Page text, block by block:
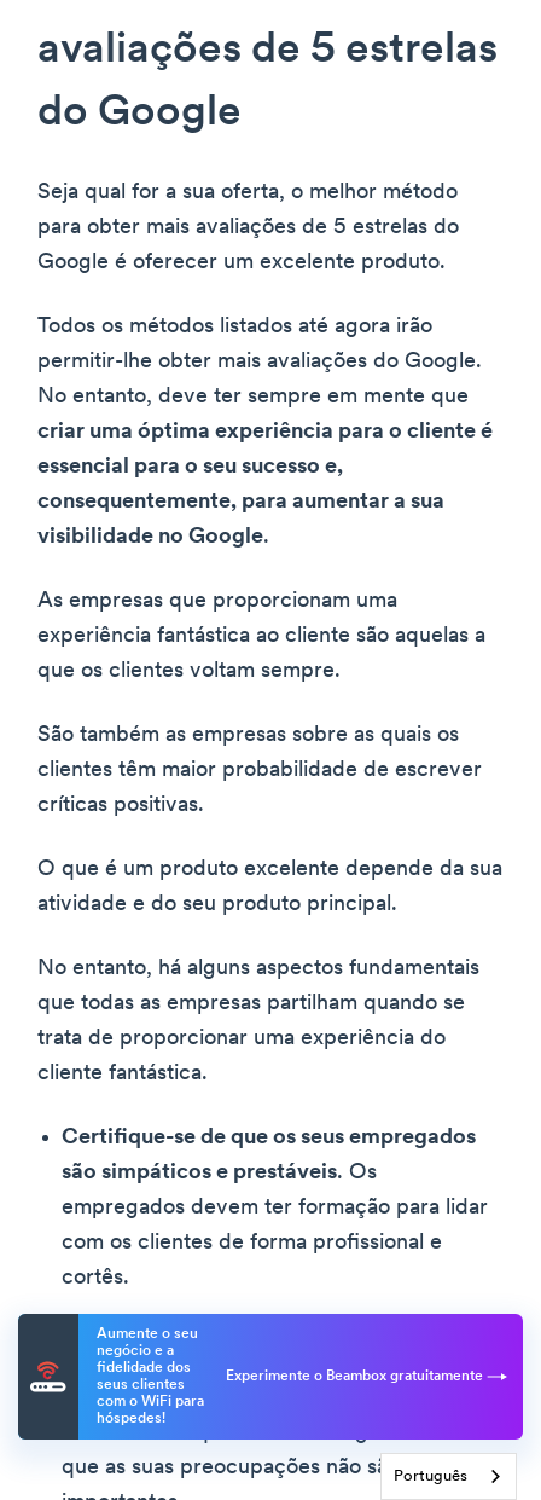
avaliações de 5 estrelas
do Google
Seja qual for a sua oferta, o melhor método
para obter mais avaliações de 5 estrelas do
Google é oferecer um excelente produto.
Todos os métodos listados até agora irão
permitir-lhe obter mais avaliações do Google.
No entanto, deve ter sempre em mente que
criar uma óptima experiência para o cliente é
essencial para o seu sucesso e,
consequentemente, para aumentar a sua
visibilidade no Google.
As empresas que proporcionam uma
experiência fantástica ao cliente são aquelas a
que os clientes voltam sempre.
São também as empresas sobre as quais os
clientes têm maior probabilidade de escrever
críticas positivas.
O que é um produto excelente depende da sua
atividade e do seu produto principal.
No entanto, há alguns aspectos fundamentais
que todas as empresas partilham quando se
trata de proporcionar uma experiência do
cliente fantástica.
Certifique-se de que os seus empregados
são simpáticos e prestáveis. Os
empregados devem ter formação para lidar
com os clientes de forma profissional e
cortês.
Certifique-se de que dispõe de sistemas
para que os problemas possam ser
rapidamente resolvidos
que as suas preocupações não são
Aumente o seu
negócio e a
fidelidade dos
seus clientes
com o WiFi para
hóspedes!
Experimente o Beambox gratuitamente
Português